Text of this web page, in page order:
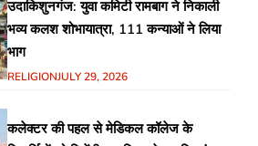
उदाकिशुनगंज: युवा कमिटी रामबाग ने निकाली
भव्य कलश शोभायात्रा, 111 कन्याओं ने लिया
भाग
RELIGIONJULY 29, 2026
कलेक्टर की पहल से मेडिकल कॉलेज के